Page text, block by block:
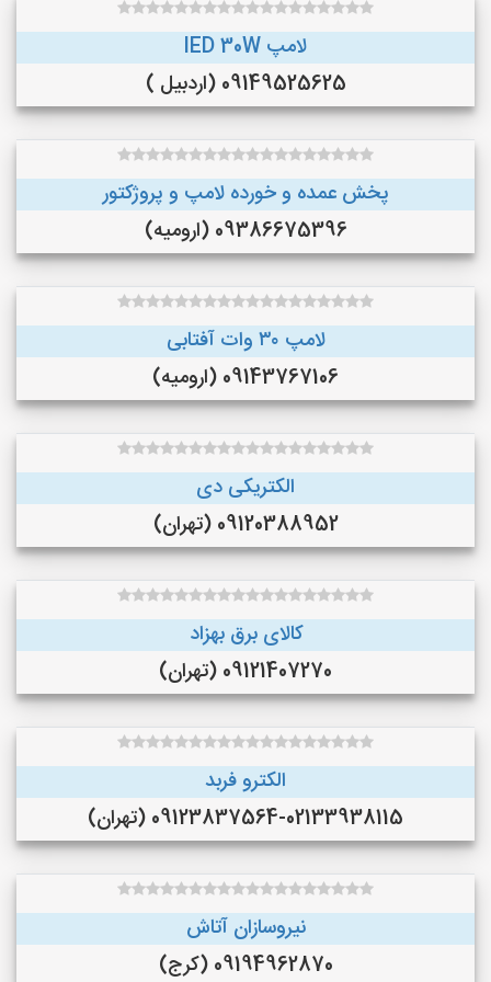
لامپ lED 30W
09149525625 (اردبیل )
پخش عمده و خورده لامپ و پروژکتور
09386675396 (ارومیه)
لامپ ۳۰ وات آفتابی
09143767106 (ارومیه)
الکتریکی دی
09120388952 (تهران)
کالای برق بهزاد
09121407270 (تهران)
الکترو فربد
09123837564-02133938115 (تهران)
نیروسازان آتاش
09194962870 (کرج)